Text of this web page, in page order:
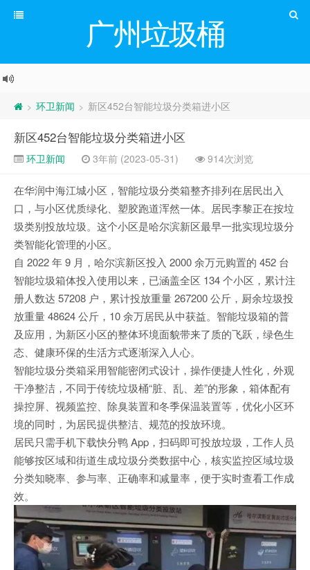
广州垃圾桶
> 环卫新闻 > 新区452台智能垃圾分类箱进小区
新区452台智能垃圾分类箱进小区
环卫新闻 3年前 (2023-05-31) 914次浏览
在华润中海江城小区，智能垃圾分类箱整齐排列在居民出入
口，与小区优质绿化、塑胶跑道浑然一体。居民李黎正在按垃
圾类别投放垃圾。这个小区是哈尔滨新区最早一批实现垃圾分
类智能化管理的小区。
自 2022 年 9 月，哈尔滨新区投入 2000 余万元购置的 452 台
智能垃圾箱体投入使用以来，已涵盖全区 134 个小区，累计注
册人数达 57208 户，累计投放重量 267200 公斤，厨余垃圾投
放重量 48624 公斤，10 余万居民从中获益。智能垃圾箱的普
及应用，为新区小区的整体环境面貌带来了质的飞跃，绿色生
态、健康环保的生活方式逐渐深入人心。
智能垃圾分类箱采用智能密闭式设计，操作便捷人性化，外观
干净整洁，不同于传统垃圾桶“脏、乱、差”的形象，箱体配有
操控屏、视频监控、除臭装置和冬季保温装置等，优化小区环
境的同时，为居民提供整洁、规范的投放环境。
居民只需手机下载快分鸭 App，扫码即可投放垃圾，工作人员
能够按区域和街道生成垃圾分类数据中心，核实监控区域垃圾
分类知晓率、参与率、正确率和减量率，便于实时查看工作成
效。